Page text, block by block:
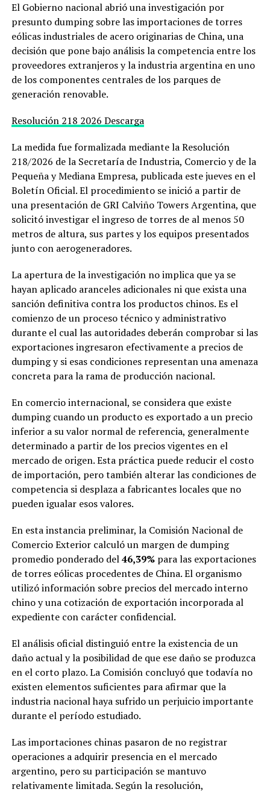
El Gobierno nacional abrió una investigación por
presunto dumping sobre las importaciones de torres
eólicas industriales de acero originarias de China, una
decisión que pone bajo análisis la competencia entre los
proveedores extranjeros y la industria argentina en uno
de los componentes centrales de los parques de
generación renovable.
Resolución 218 2026 Descarga
La medida fue formalizada mediante la Resolución
218/2026 de la Secretaría de Industria, Comercio y de la
Pequeña y Mediana Empresa, publicada este jueves en el
Boletín Oficial. El procedimiento se inició a partir de
una presentación de GRI Calviño Towers Argentina, que
solicitó investigar el ingreso de torres de al menos 50
metros de altura, sus partes y los equipos presentados
junto con aerogeneradores.
La apertura de la investigación no implica que ya se
hayan aplicado aranceles adicionales ni que exista una
sanción definitiva contra los productos chinos. Es el
comienzo de un proceso técnico y administrativo
durante el cual las autoridades deberán comprobar si las
exportaciones ingresaron efectivamente a precios de
dumping y si esas condiciones representan una amenaza
concreta para la rama de producción nacional.
En comercio internacional, se considera que existe
dumping cuando un producto es exportado a un precio
inferior a su valor normal de referencia, generalmente
determinado a partir de los precios vigentes en el
mercado de origen. Esta práctica puede reducir el costo
de importación, pero también alterar las condiciones de
competencia si desplaza a fabricantes locales que no
pueden igualar esos valores.
En esta instancia preliminar, la Comisión Nacional de
Comercio Exterior calculó un margen de dumping
promedio ponderado del46,39%para las exportaciones
de torres eólicas procedentes de China. El organismo
utilizó información sobre precios del mercado interno
chino y una cotización de exportación incorporada al
expediente con carácter confidencial.
El análisis oficial distinguió entre la existencia de un
daño actual y la posibilidad de que ese daño se produzca
en el corto plazo. La Comisión concluyó que todavía no
existen elementos suficientes para afirmar que la
industria nacional haya sufrido un perjuicio importante
durante el período estudiado.
Las importaciones chinas pasaron de no registrar
operaciones a adquirir presencia en el mercado
argentino, pero su participación se mantuvo
relativamente limitada. Según la resolución,